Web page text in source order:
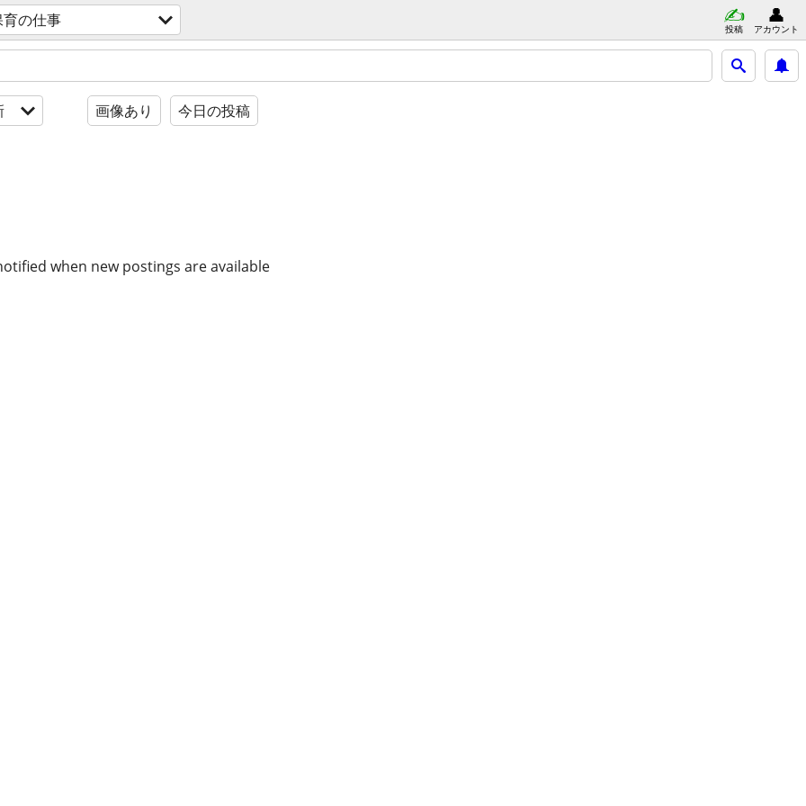
育の仕事 投稿 アカウント
画像あり 今日の投稿
when new postings are available